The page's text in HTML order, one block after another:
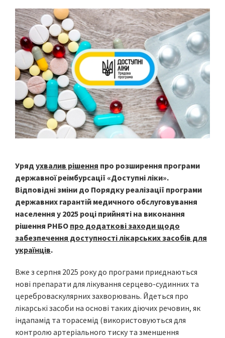
Уряд ухвалив рішення про розширення програми
державної реімбурсації «Доступні ліки».
Відповідні зміни до Порядку реалізації програми
державних гарантій медичного обслуговування
населення у 2025 році прийняті на виконання
рішення РНБО про додаткові заходи щодо
забезпечення доступності лікарських засобів для
українців.
Вже з серпня 2025 року до програми приєднаються
нові препарати для лікування серцево-судинних та
цереброваскулярних захворювань. Йдеться про
лікарські засоби на основі таких діючих речовин, як
індапамід та торасемід (використовуються для
контролю артеріального тиску та зменшення